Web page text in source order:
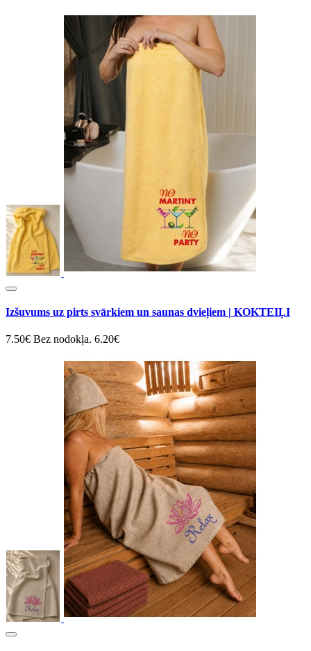
Izšuvums uz pirts svārkiem un saunas dvieļiem | KOKTEIĻI
7.50€ Bez nodokļa. 6.20€